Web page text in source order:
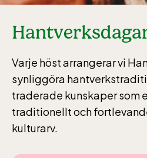
Varje höst arrangerar vi
synliggöra
traderade kunskaper som
traditionellt och
kulturarv.